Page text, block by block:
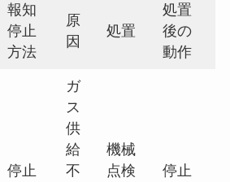
報知
停止
方法
原
因
処置
処置
後の
動作
停止
ガ
ス
供
給
不
機械
点検
停止